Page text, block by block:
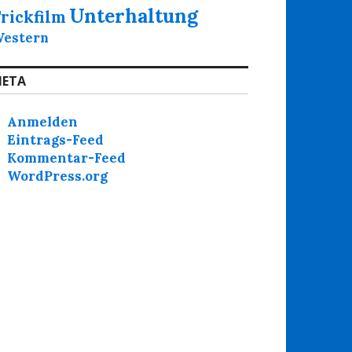
Unterhaltung
Anmelden
Eintrags-Feed
Kommentar-Feed
WordPress.org